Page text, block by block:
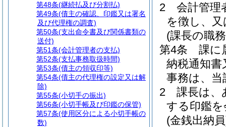
2
会計管理
を徴し、
(課長の職
第4条
課に
納税通知
事務は、
2
課長は、
する印鑑
(金銭出納
第48条(継続払及び分割払)
第49条(債主の確認、印鑑又は署名
及び代理権の調査)
第50条(支出命令書及び関係書類の
送付)
第51条(会計管理者の支払)
第52条(支払事務取扱時間)
第53条(債主の領収印等)
第54条(債主の代理権の設定又は解
除)
第55条(小切手の振出)
第56条(小切手帳及び印鑑の保管)
第57条(使用区分による小切手帳の
数)